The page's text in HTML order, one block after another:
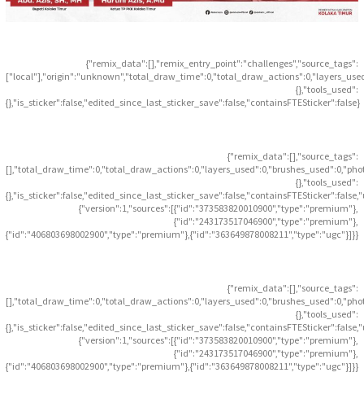
{"remix_data":[],"remix_entry_point":"challenges","source_tags":
{},"tools_used":
{},"is_sticker":false,"edited_since_last_sticker_save":false,"containsFTESticker":false}
{"remix_data":[],"source_tags":
{},"tools_used":
{"version":1,"sources":[{"id":"373583820010900","type":"premium"},
{"id":"243173517046900","type":"premium"},
{"id":"406803698002900","type":"premium"},{"id":"363649878008211","type":"ugc"}]}}
{"remix_data":[],"source_tags":
{},"tools_used":
{"version":1,"sources":[{"id":"373583820010900","type":"premium"},
{"id":"243173517046900","type":"premium"},
{"id":"406803698002900","type":"premium"},{"id":"363649878008211","type":"ugc"}]}}